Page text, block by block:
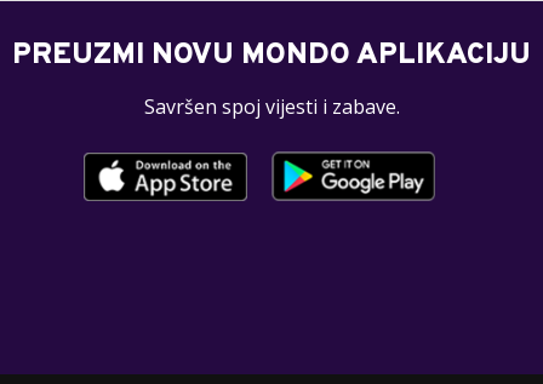
PREUZMI NOVU MONDO APLIKACIJU
Savršen spoj vijesti i zabave.